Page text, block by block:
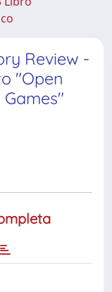
Review -
"Open